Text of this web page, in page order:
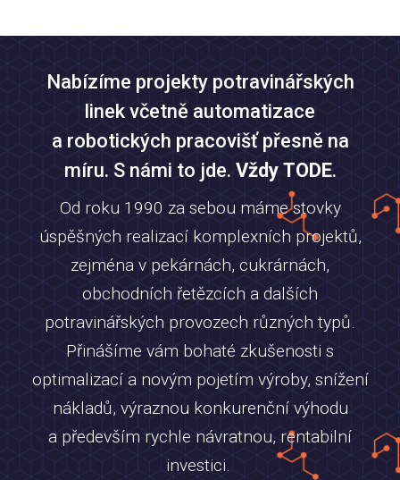
Nabízíme projekty potravinářských
linek včetně automatizace
a robotických pracovišť přesně na
míru. S námi to jde.Vždy TODE.
Od roku 1990 za sebou máme stovky
úspěšných realizací komplexních projektů,
zejména v pekárnách, cukrárnách,
obchodních řetězcích a dalších
potravinářských provozech různých typů.
Přinášíme vám bohaté zkušenosti s
optimalizací a novým pojetím výroby, snížení
nákladů, výraznou konkurenční výhodu
a především rychle návratnou, rentabilní
investici.